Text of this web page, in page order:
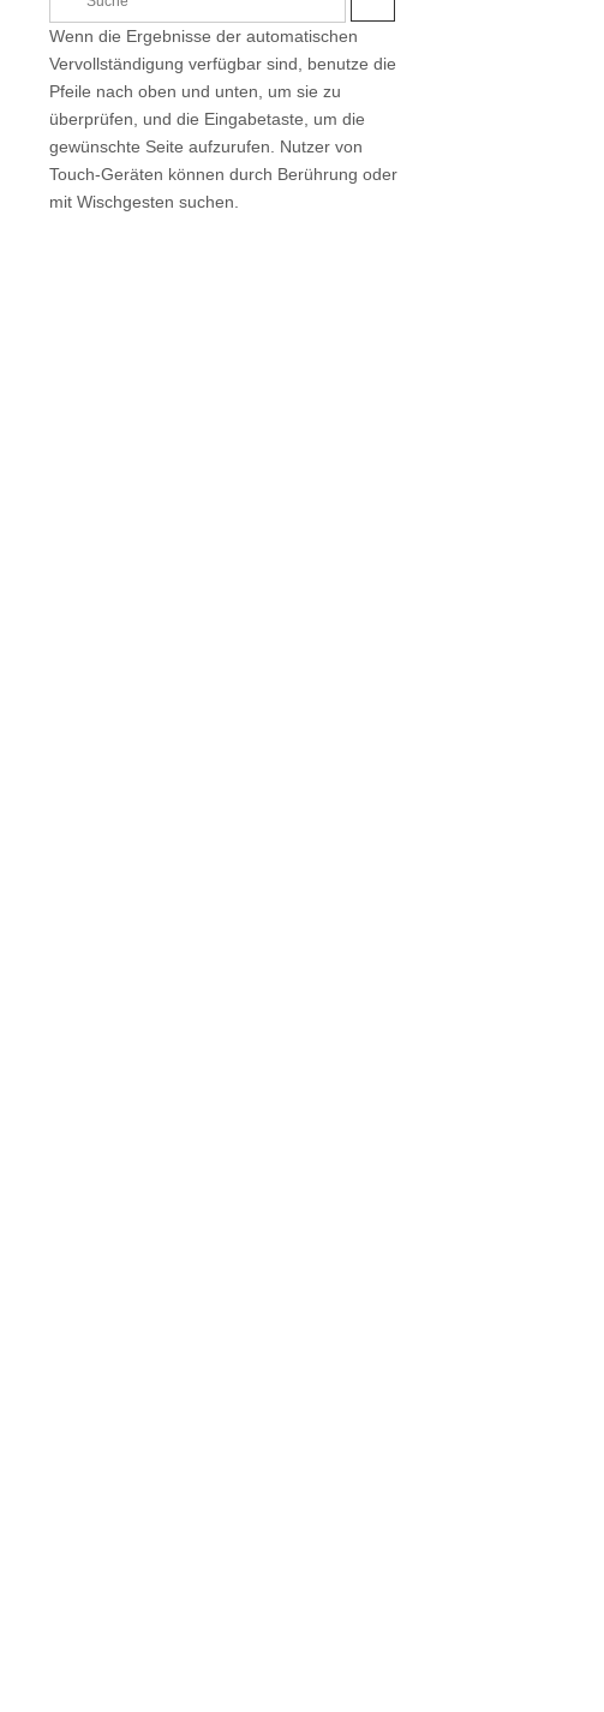
e
f
H
E
Wenn die Ergebnisse der automatischen
Vervollständigung verfügbar sind, benutze die
Pfeile nach oben und unten, um sie zu
überprüfen, und die Eingabetaste, um die
gewünschte Seite aufzurufen. Nutzer von
Touch-Geräten können durch Berührung oder
mit Wischgesten suchen.